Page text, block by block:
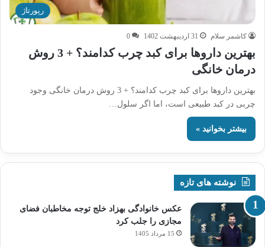
رپورتاژ
کاشمر سلام 31 اردیبهشت 1402 0
بهترین داروها برای کبد چرب کدامند؟ + 3 روش
درمان خانگی
بهترین داروها برای کبد چرب کدامند؟ + 3 روش درمان خانگی وجود
چربی در کبد طبیعی است، اما اگر سلول…
بیشتر بخوانید »
نوشته های تازه
عکس خانوادگی بهزاد خلج توجه مخاطبان فضای
مجازی را جلب کرد
15 مرداد 1405